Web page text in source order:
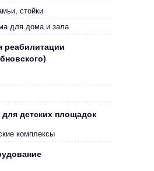
стойки
для дома и зала
реабилитации
детских площадок
комплексы